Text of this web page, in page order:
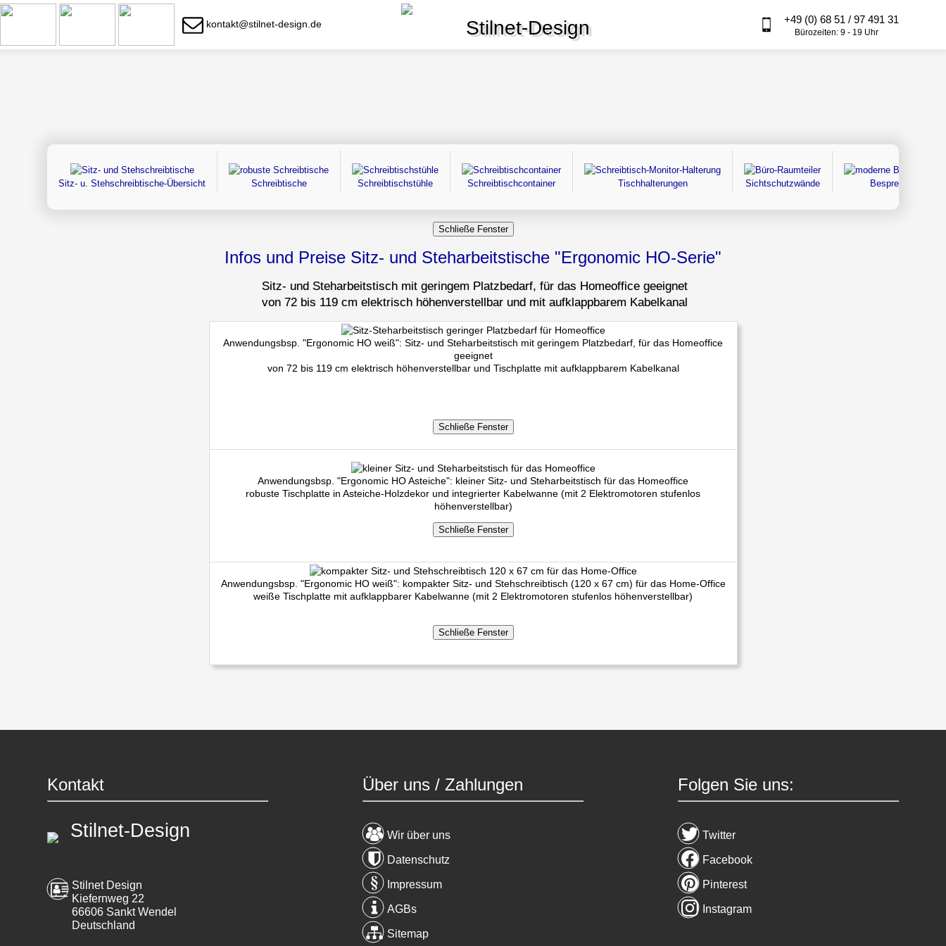
kontakt@stilnet-design.de Stilnet-Design +49 (0) 68 51 / 97 491 31
Bürozeiten: 9 - 19 Uhr
Sitz- u. Stehschreibtische-Übersicht Schreibtische Schreibtischstühle Schreibtischcontainer Tischhalterungen Sichtschutzwände
Infos und Preise Sitz- und Steharbeitstische "Ergonomic HO-Serie"
Sitz- und Steharbeitstisch mit geringem Platzbedarf, für das Homeoffice geeignet
von 72 bis 119 cm elektrisch höhenverstellbar und mit aufklappbarem Kabelkanal
Anwendungsbsp. "Ergonomic HO weiß": Sitz- und Steharbeitstisch mit geringem Platzbedarf, für das Homeoffice
geeignet
von 72 bis 119 cm elektrisch höhenverstellbar und Tischplatte mit aufklappbarem Kabelkanal
Anwendungsbsp. "Ergonomic HO Asteiche": kleiner Sitz- und Steharbeitstisch für das Homeoffice
robuste Tischplatte in Asteiche-Holzdekor und integrierter Kabelwanne (mit 2 Elektromotoren stufenlos
höhenverstellbar)
Anwendungsbsp. "Ergonomic HO weiß": kompakter Sitz- und Stehschreibtisch (120 x 67 cm) für das Home-Office
weiße Tischplatte mit aufklappbarer Kabelwanne (mit 2 Elektromotoren stufenlos höhenverstellbar)
Kontakt
Stilnet-Design
Stilnet Design
Kiefernweg 22
66606 Sankt Wendel
Deutschland
Über uns / Zahlungen
Wir über uns
Datenschutz
Impressum
AGBs
Sitemap
Folgen Sie uns:
Twitter
Facebook
Pinterest
Instagram